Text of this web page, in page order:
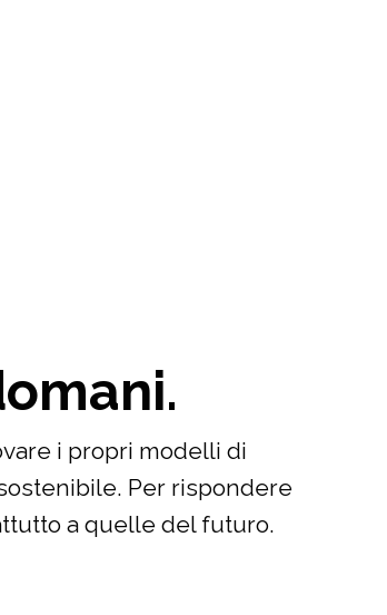
i propri modelli di
Per rispondere
a quelle del futuro.